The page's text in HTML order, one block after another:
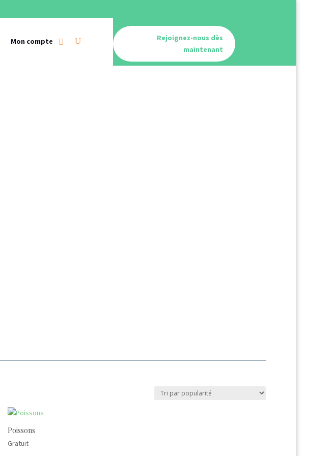
Mon compte
Rejoignez-nous dès
maintenant
Poissons
Gratuit